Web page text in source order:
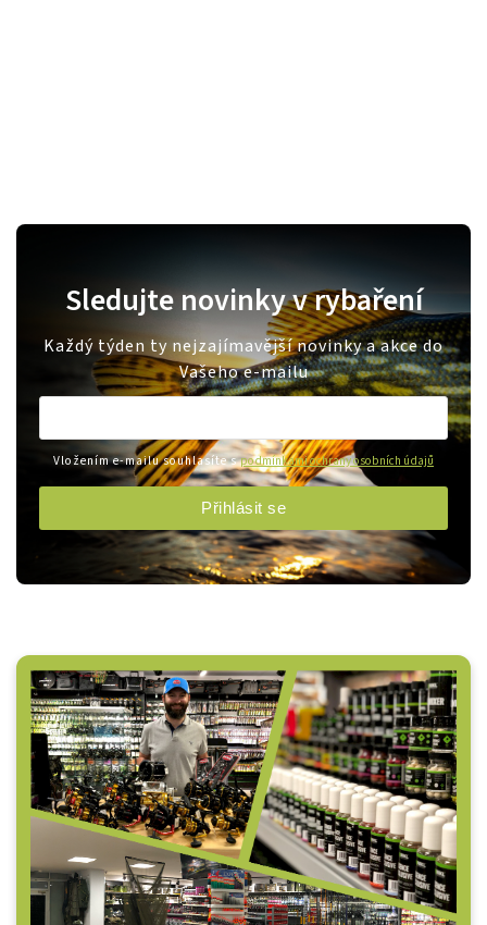
Sledujte novinky v rybaření
Každý týden ty nejzajímavější novinky a akce do
Vašeho e-mailu
Vložením e-mailu souhlasíte spodmínkami ochrany osobních údajů
Přihlásit se